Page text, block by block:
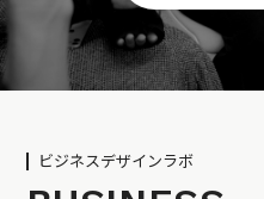
ビジネスデザインラボ